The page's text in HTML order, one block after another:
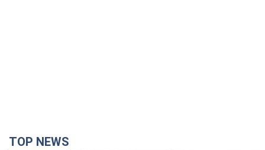
TOP NEWS